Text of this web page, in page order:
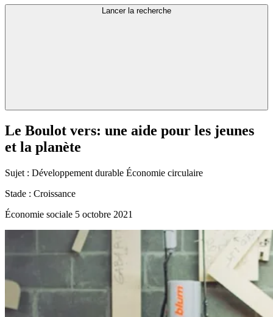
Lancer la recherche
Le Boulot vers: une aide pour les jeunes
et la planète
Sujet : Développement durable Économie circulaire
Stade : Croissance
Économie sociale 5 octobre 2021